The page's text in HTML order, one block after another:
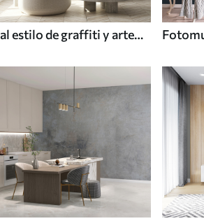
al estilo de graffiti y arte